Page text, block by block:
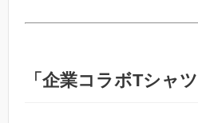
「企業コラボTシャ